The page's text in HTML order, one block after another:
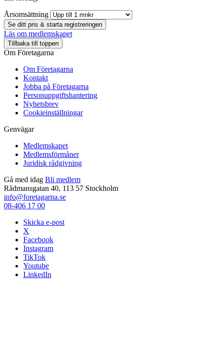
Årsomsättning
Se ditt pris & starta registreringen
Läs om medlemskapet
Tillbaka till toppen
Om Företagarna
Om Företagarna
Kontakt
Jobba på Företagarna
Personuppgiftshantering
Nyhetsbrev
Cookieinställningar
Genvägar
Medlemskapet
Medlemsförmåner
Juridisk rådgivning
Gå med idag Bli medlem
Rådmansgatan 40, 113 57 Stockholm
info@foretagarna.se
08-406 17 00
Skicka e-post
X
Facebook
Instagram
TikTok
Youtube
LinkedIn